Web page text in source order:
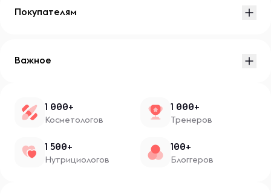
Покупателям
Важное
1 000+
Косметологов
1 000+
Тренеров
1 500+
Нутрициологов
100+
Блоггеров